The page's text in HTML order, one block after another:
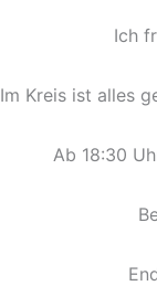
Ich
Im Kreis ist alles
Ab 18:30